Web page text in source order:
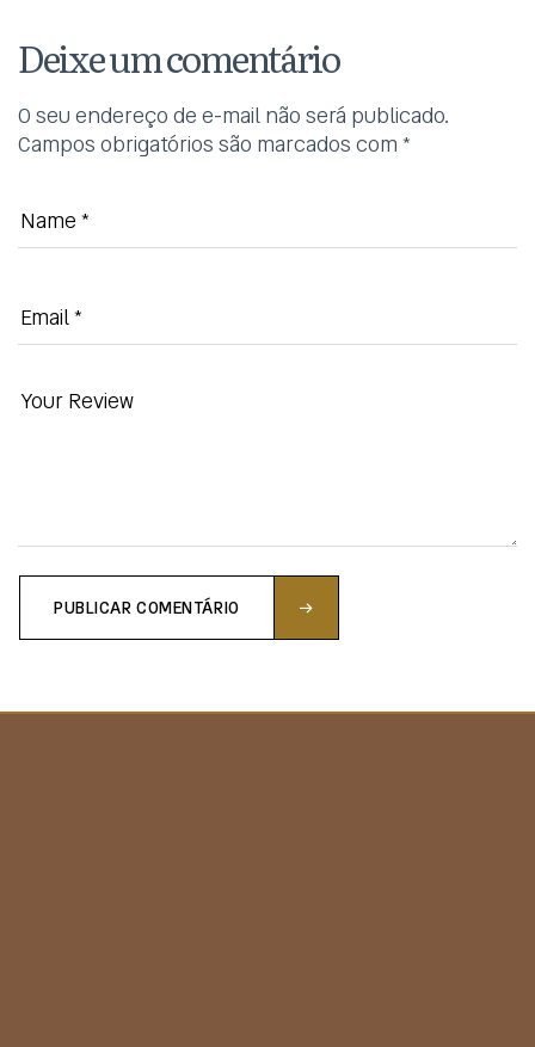
Deixe um comentário
O seu endereço de e-mail não será publicado.
Campos obrigatórios são marcados com *
PUBLICAR COMENTÁRIO